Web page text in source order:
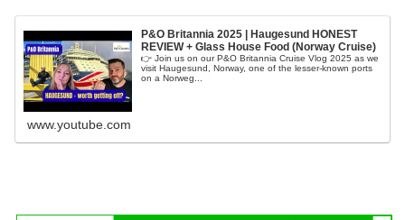
P&O Britannia 2025 | Haugesund HONEST
REVIEW + Glass House Food (Norway Cruise)
👉 Join us on our P&O Britannia Cruise Vlog 2025 as we
visit Haugesund, Norway, one of the lesser-known ports
on a Norweg...
www.youtube.com